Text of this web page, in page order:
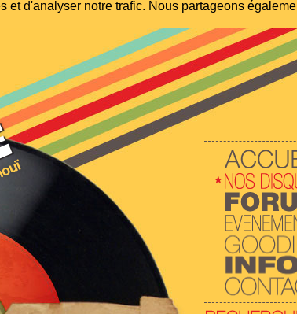
d'analyser notre trafic. Nous partageons